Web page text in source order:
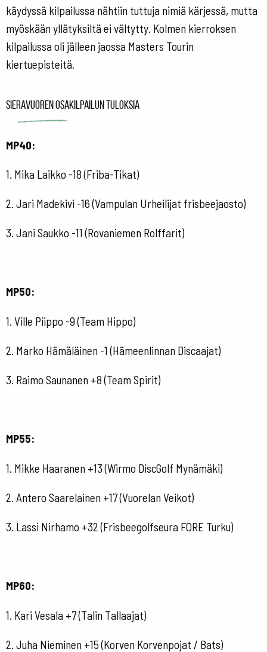
käydyssä kilpailussa nähtiin tuttuja nimiä kärjessä, mutta
myöskään yllätyksiltä ei vältytty. Kolmen kierroksen
kilpailussa oli jälleen jaossa Masters Tourin
kiertuepisteitä.
Sieravuoren osakilpailun tuloksia
MP40:
1. Mika Laikko -18 (Friba-Tikat)
2. Jari Madekivi -16 (Vampulan Urheilijat frisbeejaosto)
3. Jani Saukko -11 (Rovaniemen Rolffarit)
MP50:
1. Ville Piippo -9 (Team Hippo)
2. Marko Hämäläinen -1 (Hämeenlinnan Discaajat)
3. Raimo Saunanen +8 (Team Spirit)
MP55:
1. Mikke Haaranen +13 (Wirmo DiscGolf Mynämäki)
2. Antero Saarelainen +17 (Vuorelan Veikot)
3. Lassi Nirhamo +32 (Frisbeegolfseura FORE Turku)
MP60:
1. Kari Vesala +7 (Talin Tallaajat)
2. Juha Nieminen +15 (Korven Korvenpojat / Bats)